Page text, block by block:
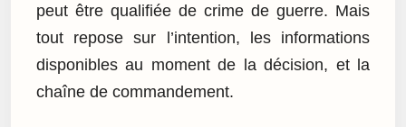
peut être qualifiée de crime de guerre. Mais
tout repose sur l’intention, les informations
disponibles au moment de la décision, et la
chaîne de commandement.